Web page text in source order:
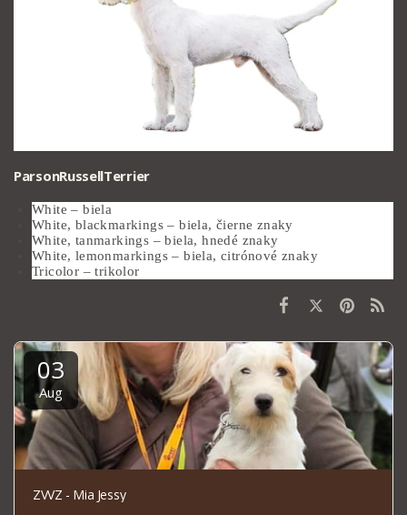
ParsonRussellTerrier
White – biela
White, blackmarkings – biela, čierne znaky
White, tanmarkings – biela, hnedé znaky
White, lemonmarkings – biela, citrónové znaky
Tricolor – trikolor
03
Aug
ZVVZ - Mia Jessy